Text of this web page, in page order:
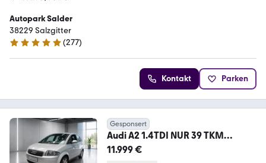
Autopark Salder
38229 Salzgitter
5 Sterne
(277)
Kontakt Parken
Gesponsert
Audi A2 1.4TDI NUR 39 TKM
LAUFLEISTUNG
11.999 €